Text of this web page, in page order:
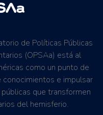
de Políticas Públicas
(OPSAa) está al
como un punto de
e impulsar
que transformen
del hemisferio.